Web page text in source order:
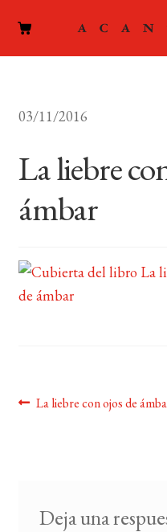
03/11/2016
La liebre
ámbar
Navegación
Anterior:
La liebre con ojos de
Deja una